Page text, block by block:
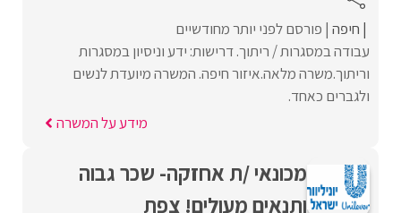
חיפה פורסם לפני יותר מחודשיים
עבודה במסגרות / ריתוך. דרישות: ידע וניסיון במסגרות
וריתוך.משרה מלאה.איזור חיפה. המשרה מיועדת לנשים
ולגברים כאחד.
מידע על המשרה
מכונאי /ת אחזקה- שכר גבוה
ותנאים מעולים! צפת